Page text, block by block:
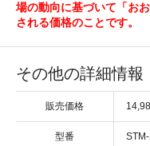
場の動向に基づいて「お
される価格のことです。
その他の詳細情報
販売価格
型番